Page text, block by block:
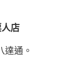
店
達通。